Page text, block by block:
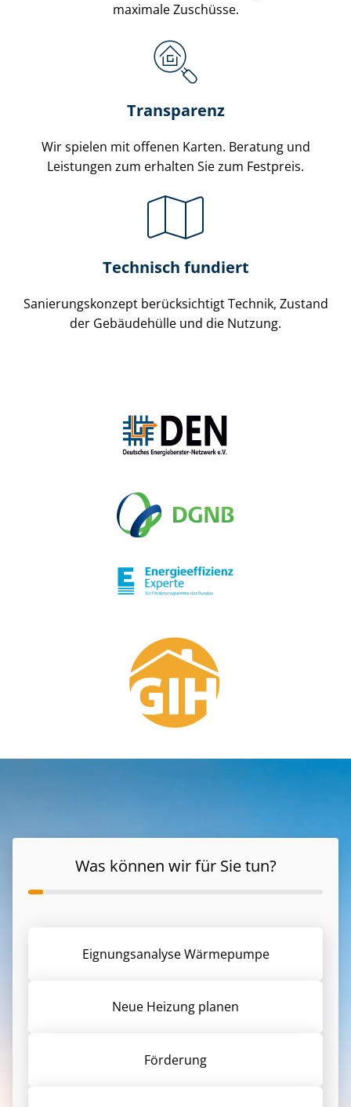
maximale Zuschüsse.
Transparenz
Wir spielen mit offenen Karten. Beratung und
Leistungen zum erhalten Sie zum Festpreis.
Technisch fundiert
Sa­nie­rungs­kon­zept berücksichtigt Technik, Zustand
der Gebäudehülle und die Nutzung.
Was können wir für Sie tun?
Eignungsanalyse Wärmepumpe
Neue Heizung planen
Förderung